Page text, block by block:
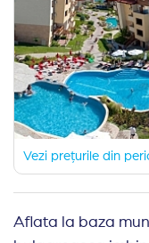
Vezi prețurile din
Aflata la baza